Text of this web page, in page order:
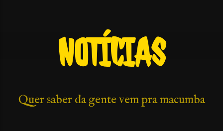
NOTÍCIAS
Quer saber da gente vem pra macumba